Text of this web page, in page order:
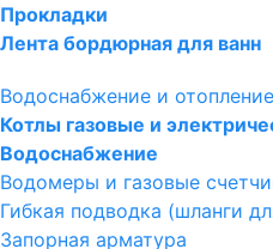
Прокладки
Лента бордюрная для ванн
Водоснабжение и отопление
Котлы газовые и
Водоснабжение
Водомеры и газовые
Гибкая подводка (шланги
Запорная арматура